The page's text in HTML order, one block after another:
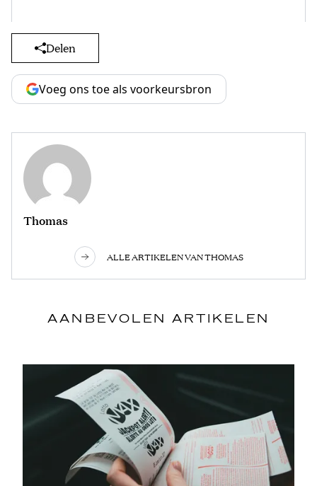
Delen
Voeg ons toe als voorkeursbron
Thomas
ALLE ARTIKELEN VAN THOMAS
AANBEVOLEN ARTIKELEN